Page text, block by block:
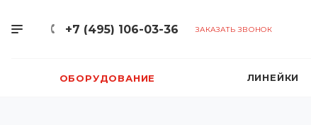
+7 (495) 106-03-36 ЗАКАЗАТЬ ЗВОНОК
ОБОРУДОВАНИЕ ЛИНЕЙКИ